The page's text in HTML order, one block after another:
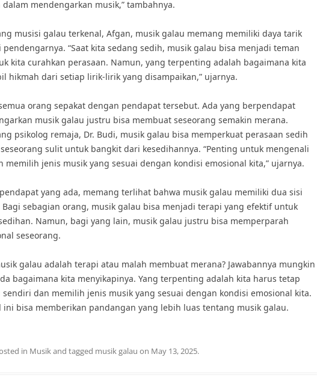
mendengarkan musik,” tambahnya.
musisi galau terkenal, Afgan, musik galau memang memiliki daya tarik
“Saat kita sedang sedih, musik galau bisa menjadi teman
kita curahkan perasaan. Namun, yang terpenting adalah bagaimana kita
hikmah dari setiap lirik-lirik yang disampaikan,” ujarnya.
orang sepakat dengan pendapat tersebut. Ada yang berpendapat
musik galau justru bisa membuat seseorang semakin merana.
psikolog remaja, Dr. Budi, musik galau bisa memperkuat perasaan sedih
sulit untuk bangkit dari kesedihannya. “Penting untuk mengenali
memilih jenis musik yang sesuai dengan kondisi emosional kita,” ujarnya.
yang ada, memang terlihat bahwa musik galau memiliki dua sisi
sebagian orang, musik galau bisa menjadi terapi yang efektif untuk
Namun, bagi yang lain, musik galau justru bisa memperparah
seseorang.
galau adalah terapi atau malah membuat merana? Jawabannya mungkin
bagaimana kita menyikapinya. Yang terpenting adalah kita harus tetap
dan memilih jenis musik yang sesuai dengan kondisi emosional kita.
ini bisa memberikan pandangan yang lebih luas tentang musik galau.
in Musikand tagged musik galau on May 13, 2025.